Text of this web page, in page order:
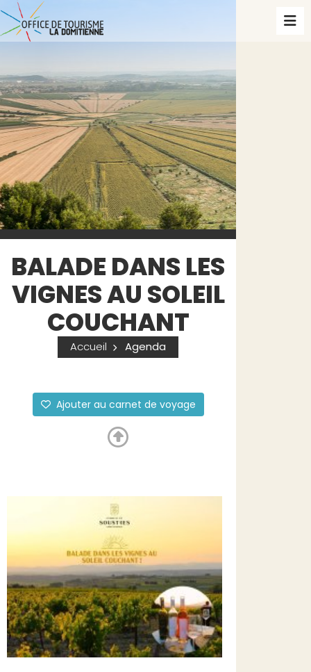
BALADE DANS LES
VIGNES AU SOLEIL
COUCHANT
Accueil Agenda
Ajouter au carnet de voyage